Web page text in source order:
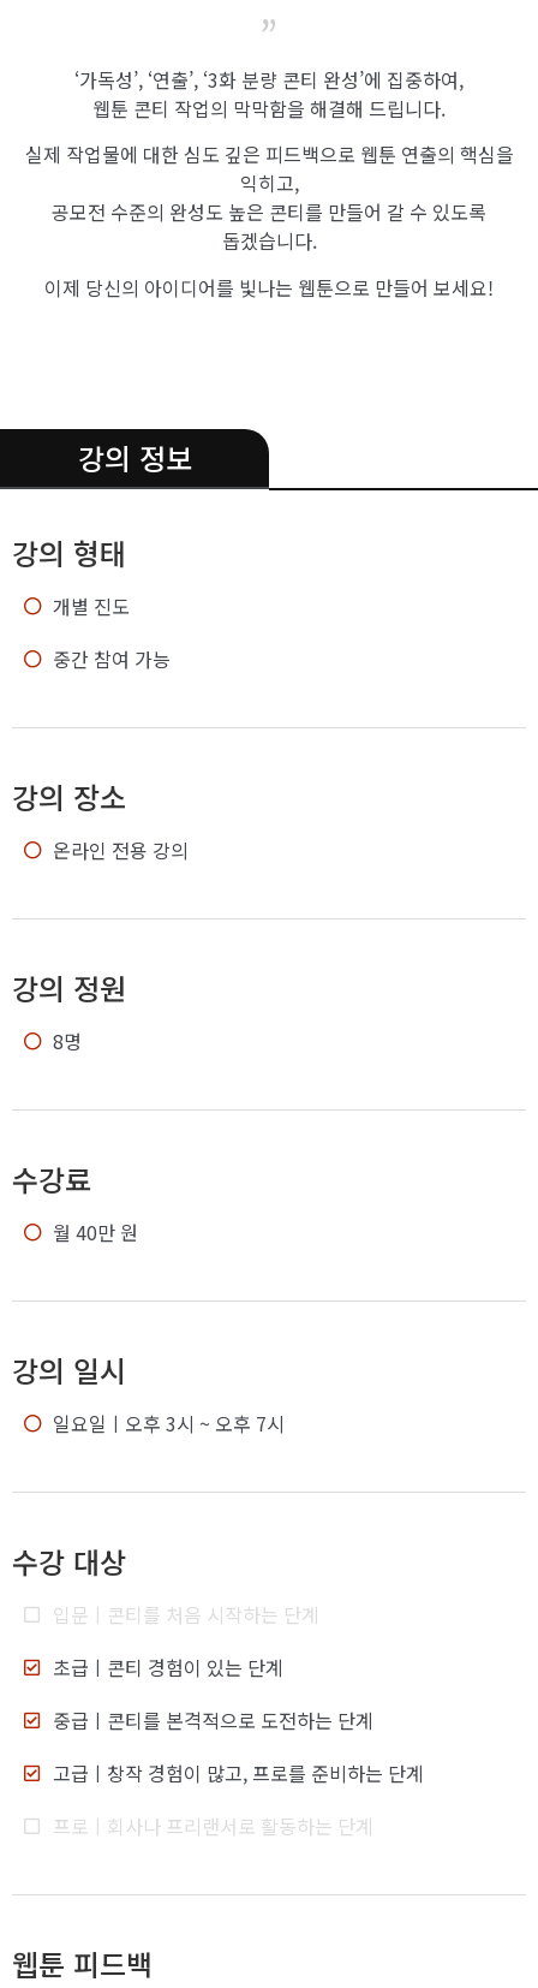
”
‘가독성’, ‘연출’, ‘3화 분량 콘티 완성’에 집중하여,
웹툰 콘티 작업의 막막함을 해결해 드립니다.
실제 작업물에 대한 심도 깊은 피드백으로 웹툰 연출의 핵심을
익히고,
공모전 수준의 완성도 높은 콘티를 만들어 갈 수 있도록
돕겠습니다.
이제 당신의 아이디어를 빛나는 웹툰으로 만들어 보세요!
강의 정보
강의 형태
개별 진도
중간 참여 가능
강의 장소
온라인 전용 강의
강의 정원
8명
수강료
월 40만 원
강의 일시
일요일 ㅣ오후 3시 ~ 오후 7시
수강 대상
입문 ㅣ콘티를 처음 시작하는 단계
초급 ㅣ콘티 경험이 있는 단계
중급 ㅣ콘티를 본격적으로 도전하는 단계
고급 ㅣ창작 경험이 많고, 프로를 준비하는 단계
프로 ㅣ회사나 프리랜서로 활동하는 단계
웹툰 피드백